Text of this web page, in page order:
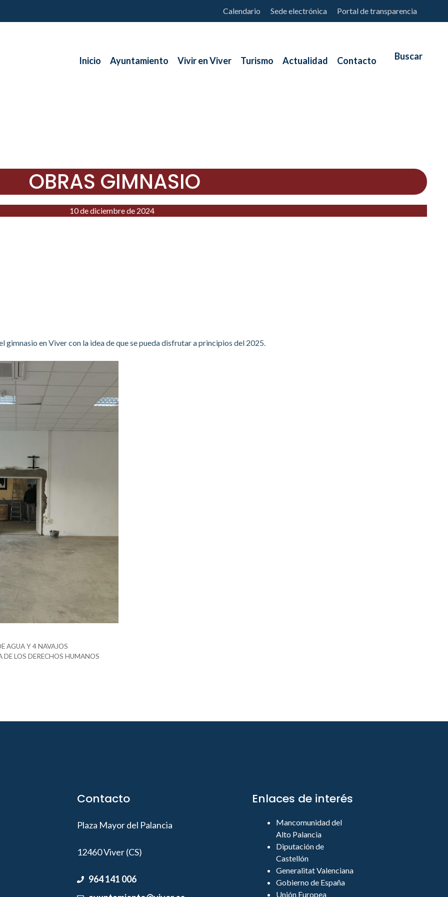
Calendario Sede electrónica Portal de transparencia
Inicio Ayuntamiento Vivir en Viver Turismo Actualidad Contacto
OBRAS GIMNASIO
10 de diciembre de 2024
gimnasio en Viver con la idea de que se pueda disfrutar a principios del 2025.
AGUA Y 4 NAVAJOS
DE LOS DERECHOS HUMANOS
Contacto
Plaza Mayor del Palancia
12460 Viver (CS)
964 141 006
Enlaces de interés
Mancomunidad del
Alto Palancia
Diputación de
Castellón
Generalitat Valenciana
Gobierno de España
Unión Europea